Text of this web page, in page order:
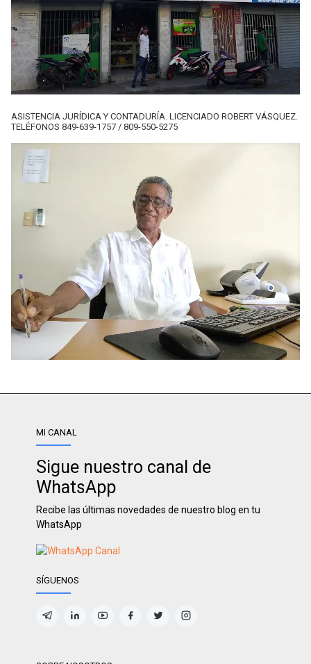
ASISTENCIA JURÍDICA Y CONTADURÍA. LICENCIADO ROBERT VÁSQUEZ.
TELÉFONOS 849-639-1757 / 809-550-5275
MI CANAL
Sigue nuestro canal de
WhatsApp
Recibe las últimas novedades de nuestro blog en tu
WhatsApp
SÍGUENOS